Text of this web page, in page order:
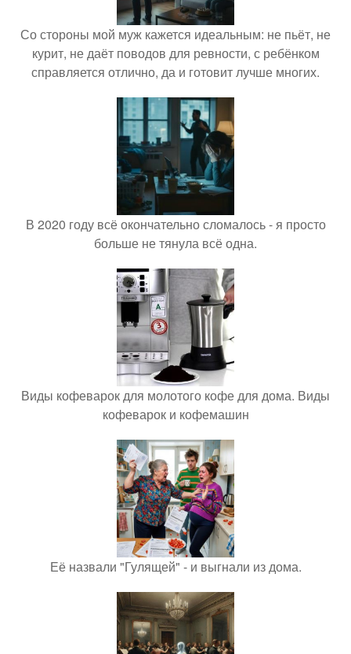
Со стороны мой муж кажется идеальным: не пьёт, не
курит, не даёт поводов для ревности, с ребёнком
справляется отлично, да и готовит лучше многих.
В 2020 году всё окончательно сломалось - я просто
больше не тянула всё одна.
Виды кофеварок для молотого кофе для дома. Виды
кофеварок и кофемашин
Её назвали "Гулящей" - и выгнали из дома.